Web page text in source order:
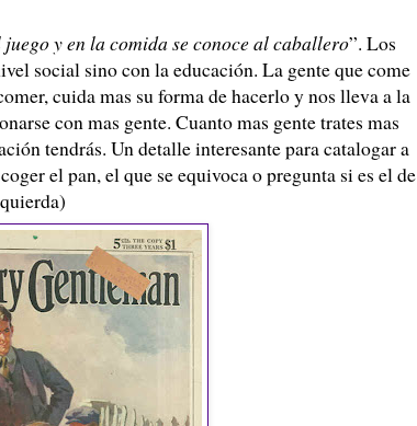
juego y en la comida se conoce al caballero”. Los
social sino con la educación. La gente que come
cuida mas su forma de hacerlo y nos lleva a la
con mas gente. Cuanto mas gente trates mas
tendrás. Un detalle interesante para catalogar a
el pan, el que se equivoca o pregunta si es el de